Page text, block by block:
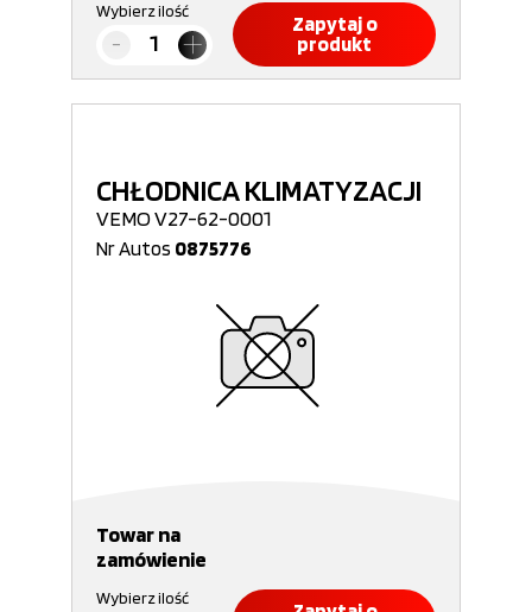
Wybierz ilość
Zapytaj o
produkt
CHŁODNICA KLIMATYZACJI
VEMO V27-62-0001
Nr Autos 0875776
Towar na
zamówienie
Wybierz ilość